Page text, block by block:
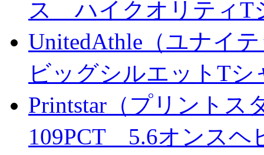
ス ハイクオリティT
UnitedAthle（ユナイ
ビッグシルエットTシ
Printstar（プリントス
109PCT 5.6オンスヘ